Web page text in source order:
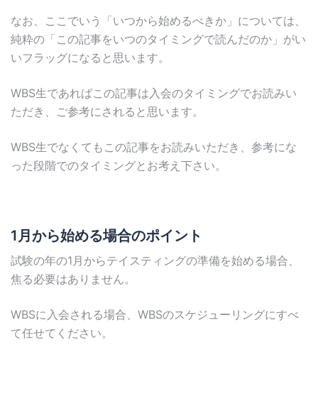
なお、ここでいう「いつから始めるべきか」については、
純粋の「この記事をいつのタイミングで読んだのか」がい
いフラッグになると思います。
WBS生であればこの記事は入会のタイミングでお読みい
ただき、ご参考にされると思います。
WBS生でなくてもこの記事をお読みいただき、参考にな
った段階でのタイミングとお考え下さい。
1月から始める場合のポイント
試験の年の1月からテイスティングの準備を始める場合、
焦る必要はありません。
WBSに入会される場合、WBSのスケジューリングにすべ
て任せてください。